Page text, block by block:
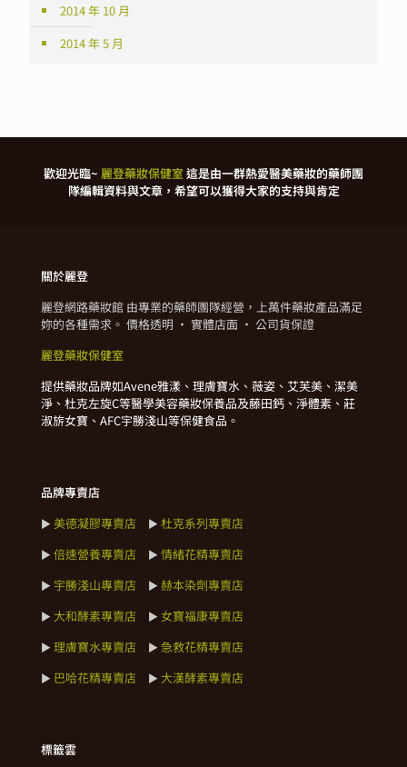
2014 年 10 月
2014 年 5 月
歡迎光臨~ 麗登藥妝保健室這是由一群熱愛醫美藥妝的藥師團
隊編輯資料與文章，希望可以獲得大家的支持與肯定
關於麗登
麗登網路藥妝館 由專業的藥師團隊經營，上萬件藥妝產品滿足
妳的各種需求。 價格透明 · 實體店面 · 公司貨保證
麗登藥妝保健室
提供藥妝品牌如Avene雅漾、理膚寶水、薇姿、艾芙美、潔美
淨、杜克左旋C等醫學美容藥妝保養品及藤田鈣、淨體素、莊
淑旂女寶、AFC宇勝淺山等保健食品。
品牌專賣店
► 美德凝膠專賣店 ► 杜克系列專賣店
► 倍速營養專賣店 ► 情緒花精專賣店
► 宇勝淺山專賣店 ► 赫本染劑專賣店
► 大和酵素專賣店 ► 女寶福康專賣店
► 理膚寶水專賣店 ► 急救花精專賣店
► 巴哈花精專賣店 ► 大漢酵素專賣店
標籤雲